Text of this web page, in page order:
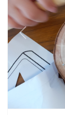
Previous